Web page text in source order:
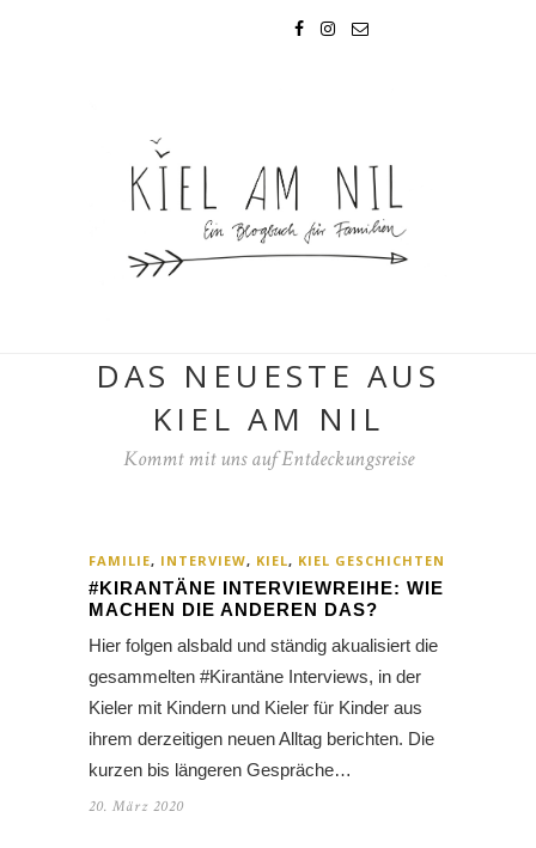
DAS NEUESTE AUS
KIEL AM NIL
Kommt mit uns auf Entdeckungsreise
FAMILIE, INTERVIEW, KIEL, KIEL GESCHICHTEN
#KIRANTÄNE INTERVIEWREIHE: WIE
MACHEN DIE ANDEREN DAS?
Hier folgen alsbald und ständig akualisiert die
gesammelten #Kirantäne Interviews, in der
Kieler mit Kindern und Kieler für Kinder aus
ihrem derzeitigen neuen Alltag berichten. Die
kurzen bis längeren Gespräche…
20. März 2020